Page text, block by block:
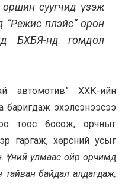
оршин суугчид үзэж
плэйс” орон
БХБЯ-нд гомдол
автомотив” ХХК-ийн
баригдаж эхэлсэнээсээ
тоос босож, орчныг
гаргаж, хөрсний усыг
Үүний улмаас ойр орчимд
байдал алдагдаж,